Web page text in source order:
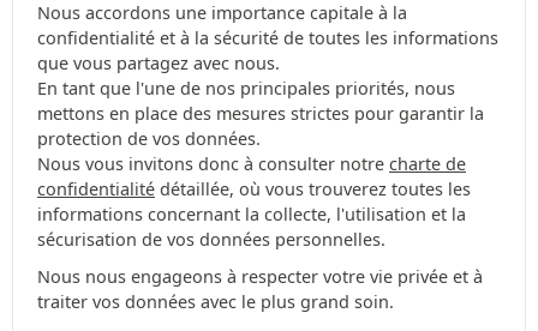
Nous accordons une importance capitale à la
confidentialité et à la sécurité de toutes les informations
que vous partagez avec nous.
En tant que l'une de nos principales priorités, nous
mettons en place des mesures strictes pour garantir la
protection de vos données.
Nous vous invitons donc à consulter notre charte de
confidentialité détaillée, où vous trouverez toutes les
informations concernant la collecte, l'utilisation et la
sécurisation de vos données personnelles.
Nous nous engageons à respecter votre vie privée et à
traiter vos données avec le plus grand soin.